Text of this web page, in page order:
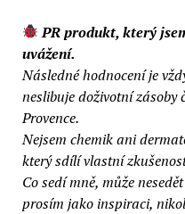
PR produkt, který
uvážení.
Následné hodnocení je
neslibuje doživotní
Provence.
Nejsem chemik ani
který sdílí vlastní
Co sedí mně, může
prosím jako inspiraci,